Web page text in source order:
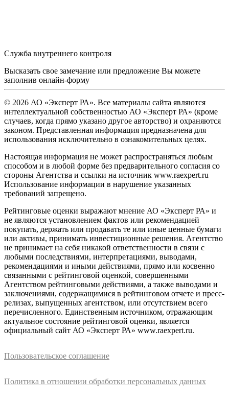
Служба внутреннего контроля
Высказать свое замечание или предложение Вы можете
заполнив онлайн-форму
© 2026 АО «Эксперт РА». Все материалы сайта являются
интеллектуальной собственностью АО «Эксперт РА» (кроме
случаев, когда прямо указано другое авторство) и охраняются
законом. Представленная информация предназначена для
использования исключительно в ознакомительных целях.
Настоящая информация не может распространяться любым
способом и в любой форме без предварительного согласия со
стороны Агентства и ссылки на источник www.raexpert.ru
Использование информации в нарушение указанных
требований запрещено.
Рейтинговые оценки выражают мнение АО «Эксперт РА» и
не являются установлением фактов или рекомендацией
покупать, держать или продавать те или иные ценные бумаги
или активы, принимать инвестиционные решения. Агентство
не принимает на себя никакой ответственности в связи с
любыми последствиями, интерпретациями, выводами,
рекомендациями и иными действиями, прямо или косвенно
связанными с рейтинговой оценкой, совершенными
Агентством рейтинговыми действиями, а также выводами и
заключениями, содержащимися в рейтинговом отчете и пресс-
релизах, выпущенных агентством, или отсутствием всего
перечисленного. Единственным источником, отражающим
актуальное состояние рейтинговой оценки, является
официальный сайт АО «Эксперт РА» www.raexpert.ru.
Пользовательское соглашение
Политика в отношении обработки персональных данных